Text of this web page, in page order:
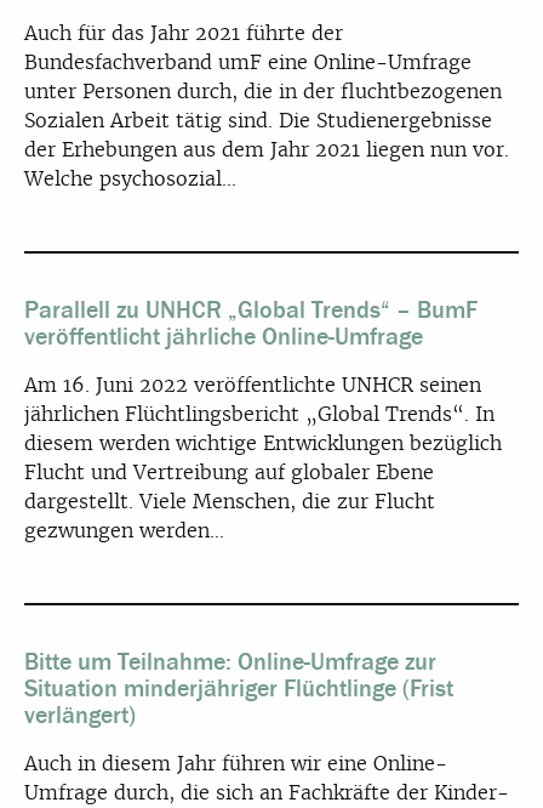
Auch für das Jahr 2021 führte der
Bundesfachverband umF eine Online-Umfrage
unter Personen durch, die in der fluchtbezogenen
Sozialen Arbeit tätig sind. Die Studienergebnisse
der Erhebungen aus dem Jahr 2021 liegen nun vor.
Welche psychosozial...
Parallell zu UNHCR „Global Trends“ – BumF
veröffentlicht jährliche Online-Umfrage
Am 16. Juni 2022 veröffentlichte UNHCR seinen
jährlichen Flüchtlingsbericht „Global Trends“. In
diesem werden wichtige Entwicklungen bezüglich
Flucht und Vertreibung auf globaler Ebene
dargestellt. Viele Menschen, die zur Flucht
gezwungen werden...
Bitte um Teilnahme: Online-Umfrage zur
Situation minderjähriger Flüchtlinge (Frist
verlängert)
Auch in diesem Jahr führen wir eine Online-
Umfrage durch, die sich an Fachkräfte der Kinder-